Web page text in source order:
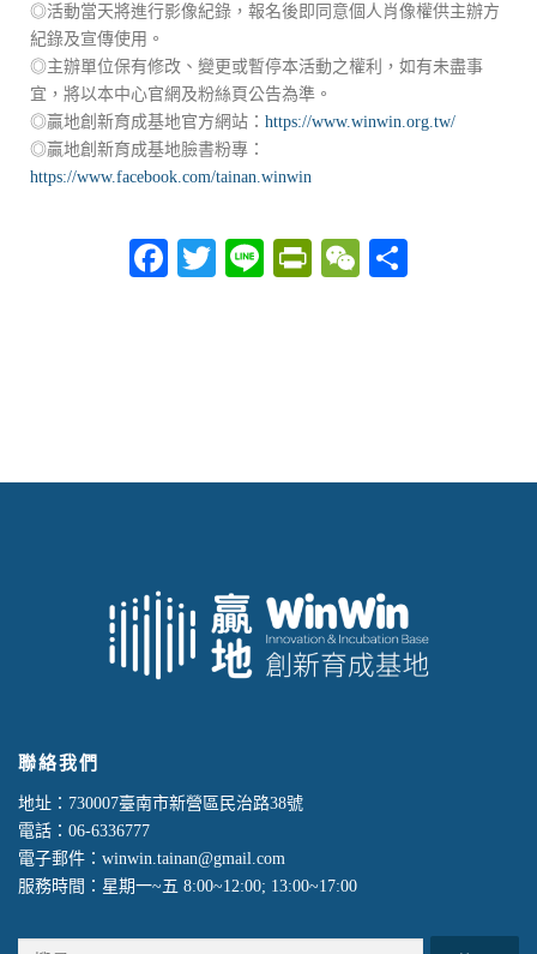
◎活動當天將進行影像紀錄，報名後即同意個人肖像權供主辦方
紀錄及宣傳使用。
◎主辦單位保有修改、變更或暫停本活動之權利，如有未盡事
宜，將以本中心官網及粉絲頁公告為準。
◎贏地創新育成基地官方網站： https://www.winwin.org.tw/
◎贏地創新育成基地臉書粉專：
https://www.facebook.com/tainan.winwin
Facebook
Twitter
LinePrintFriendly
WeChat
聯絡我們
地址：730007臺南市新營區民治路38號
電話：06-6336777
電子郵件：winwin.tainan@gmail.com
服務時間：星期一~五 8:00~12:00; 13:00~17:00